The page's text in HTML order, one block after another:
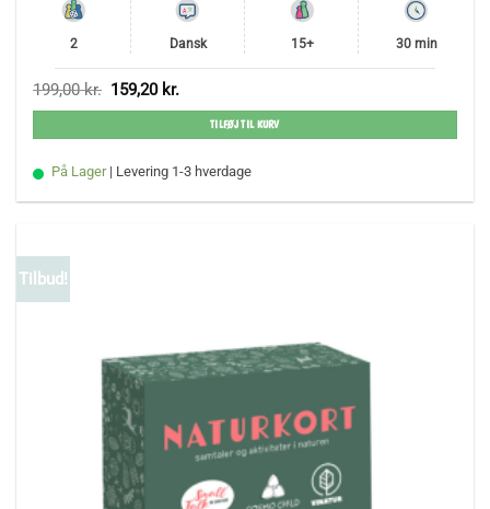
2 Dansk 15+ 30 min
199,00kr. Den
oprindelige
pris
199,00 kr..
159,20 kr.
aktuelle
pris
159,20 kr..
TILFØJ TIL KURV
På Lager | Levering 1-3 hverdage
Tilbud!